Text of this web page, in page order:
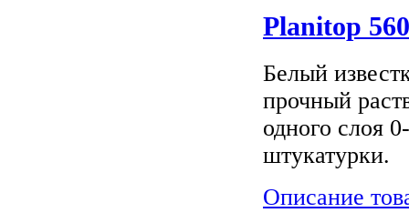
Planitop
Белый
прочный
одного слоя
штукатурки.
Описание